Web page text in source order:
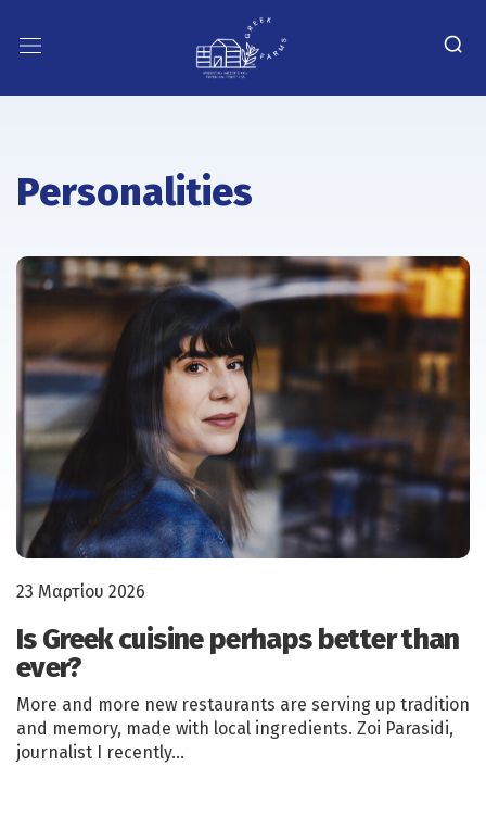
Personalities
23 Μαρτίου 2026
Is Greek cuisine perhaps better than
ever?
More and more new restaurants are serving up tradition
and memory, made with local ingredients. Zoi Parasidi,
journalist I recently…